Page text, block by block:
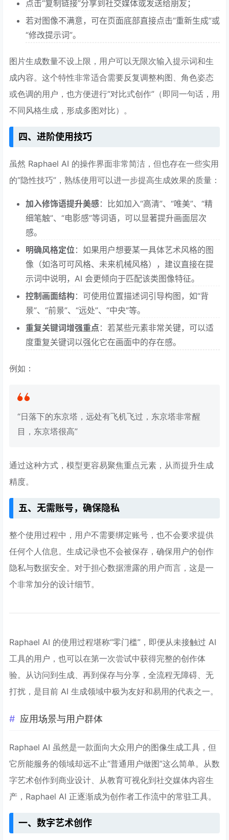
点击“复制链接”分享到社交媒体或发送给朋友；
若对图像不满意，可在页面底部直接点击“重新生成”或
“修改提示词”。
图片生成数量不设上限，用户可以无限次输入提示词和生
成内容。这个特性非常适合需要反复调整构图、角色姿态
或色调的用户，也方便进行“对比式创作”（即同一句话，用
不同风格生成，形成多图对比）。
四、进阶使用技巧
虽然 Raphael AI 的操作界面非常简洁，但也存在一些实用
的“隐性技巧”，熟练使用可以进一步提高生成效果的质量：
加入修饰语提升美感：比如加入“高清”、“唯美”、“精
细笔触”、“电影感”等词语，可以显著提升画面层次
感。
明确风格定位 ：如果用户想要某一具体艺术风格的图
像（如洛可可风格、未来机械风格），建议直接在提
示词中说明，AI 会更倾向于匹配该类图像特征。
控制画面结构：可使用位置描述词引导构图，如“背
景”、“前景”、“远处”、“中央”等。
重复关键词增强重点 ：若某些元素非常关键，可以适
度重复关键词以强化它在画面中的存在感。
例如：
“日落下的东京塔，远处有飞机飞过，东京塔非常醒
目，东京塔很高”
通过这种方式，模型更容易聚焦重点元素，从而提升生成
精度。
五、无需账号，确保隐私
整个使用过程中，用户不需要绑定账号，也不会要求提供
任何个人信息。生成记录也不会被保存，确保用户的创作
隐私与数据安全。对于担心数据泄露的用户而言，这是一
个非常加分的设计细节。
Raphael AI 的使用过程堪称“零门槛”，即便从未接触过 AI
工具的用户，也可以在第一次尝试中获得完整的创作体
验。从访问到生成、再到保存与分享，全流程无障碍、无
打扰，是目前 AI 生成领域中极为友好和易用的代表之一。
应用场景与用户群体
Raphael AI 虽然是一款面向大众用户的图像生成工具，但
它所能服务的领域却远不止“普通用户做图”这么简单。从数
字艺术创作到商业设计、从教育可视化到社交媒体内容生
产，Raphael AI 正逐渐成为创作者工作流中的常驻工具。
一、数字艺术创作